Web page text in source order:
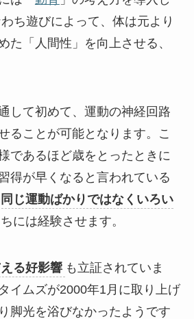
ち遊びによって、体は元より
た「人間性」を向上させる、
して初めて、運動の神経回路
ることが可能となります。こ
であるほど歳をとったときに
得が早くなると言われている
同じ運動ばかりではなくいろい
には経験させます。
る好影響 も立証されていま
イムズが2000年1月に取り上げ
脚光を浴びなかったようです